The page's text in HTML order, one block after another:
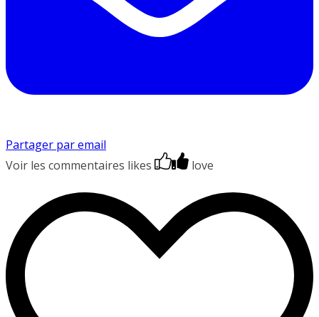
Partager par email
Voir les commentaires likes love